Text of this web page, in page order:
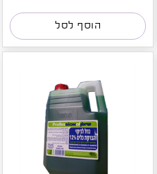
הוסף לסל